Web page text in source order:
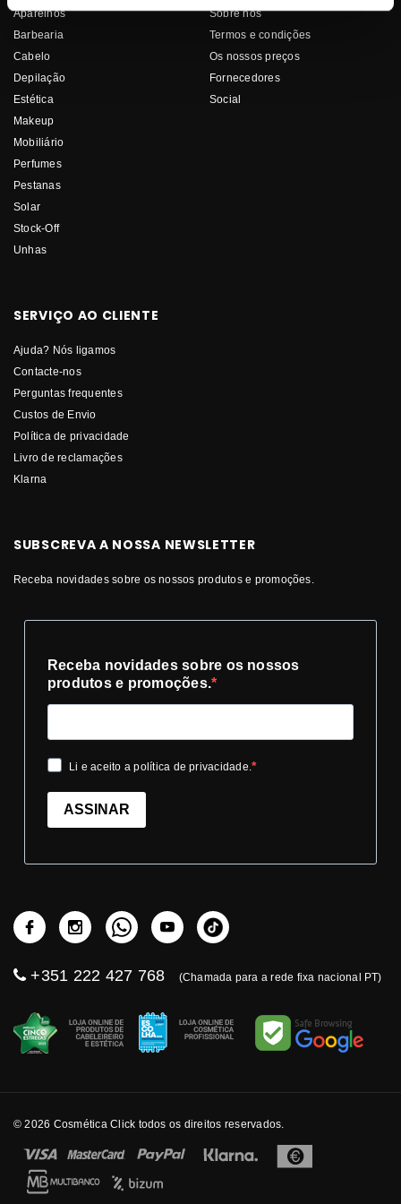
Aparelhos
Barbearia
Cabelo
Depilação
Estética
Makeup
Mobiliário
Perfumes
Pestanas
Solar
Stock-Off
Unhas
Sobre nós
Termos e condições
Os nossos preços
Fornecedores
Social
SERVIÇO AO CLIENTE
Ajuda? Nós ligamos
Contacte-nos
Perguntas frequentes
Custos de Envio
Política de privacidade
Livro de reclamações
Klarna
SUBSCREVA A NOSSA NEWSLETTER
Receba novidades sobre os nossos produtos e promoções.
Receba novidades sobre os nossos
produtos e promoções.
Li e aceito a política de privacidade.
ASSINAR
+351 222 427 768 (Chamada para a rede fixa nacional PT)
© 2026 Cosmética Click todos os direitos reservados.